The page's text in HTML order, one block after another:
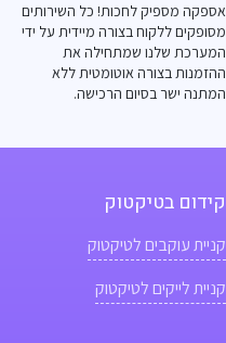
אספקה מספיק לחכות! כל השירותים
מסופקים ללקוח בצורה מיידית על ידי
המערכת שלנו שמתחילה את
ההזמנות בצורה אוטומטית ללא
המתנה ישר בסיום הרכישה.
קידום בטיקטוק
קניית עוקבים לטיקטוק
קניית לייקים לטיקטוק